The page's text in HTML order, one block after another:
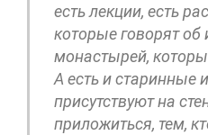
есть лекции, есть
которые говорят об
монастырей,
А есть и старинные
присутствуют на
приложиться, тем,